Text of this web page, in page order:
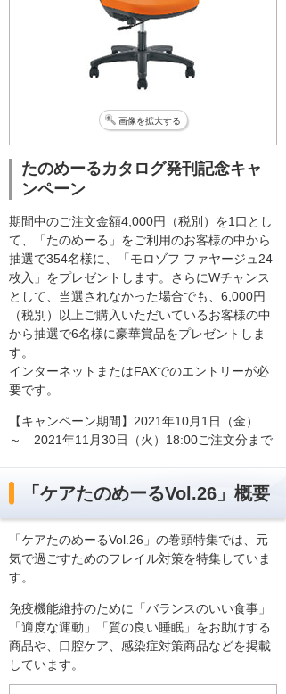
画像を拡大する
たのめーるカタログ発刊記念キャ
ンペーン
期間中のご注文金額4,000円（税別）を1口とし
て、「たのめーる」をご利用のお客様の中から
抽選で354名様に、「モロゾフ ファヤージュ24
枚入」をプレゼントします。さらにWチャンス
として、当選されなかった場合でも、6,000円
（税別）以上ご購入いただいているお客様の中
から抽選で6名様に豪華賞品をプレゼントしま
す。
インターネットまたはFAXでのエントリーが必
要です。
【キャンペーン期間】2021年10月1日（金）
～ 2021年11月30日（火）18:00ご注文分まで
「ケアたのめーるVol.26」概要
「ケアたのめーるVol.26」の巻頭特集では、元
気で過ごすためのフレイル対策を特集していま
す。
免疫機能維持のために「バランスのいい食事」
「適度な運動」「質の良い睡眠」をお助けする
商品や、口腔ケア、感染症対策商品などを掲載
しています。